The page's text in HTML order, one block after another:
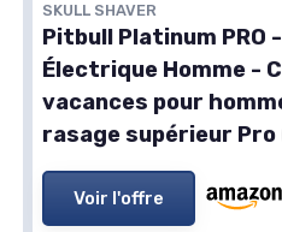
SKULL SHAVER
Pitbull Platinum PRO
Électrique Homme -
vacances pour
rasage supérieur
Voir l'offre